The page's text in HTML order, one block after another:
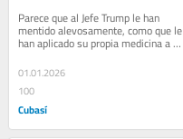
Parece que al Jefe Trump le han
mentido alevosamente, como que le
han aplicado su propia medicina a
quien anuncia sistemáticamente
embustes de todo...
01.01.2026
100
Cubasí